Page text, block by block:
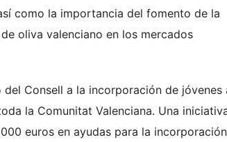
como la importancia del fomento de la
oliva valenciano en los mercados
Consell a la incorporación de jóvenes
la Comunitat Valenciana. Una
euros en ayudas para la